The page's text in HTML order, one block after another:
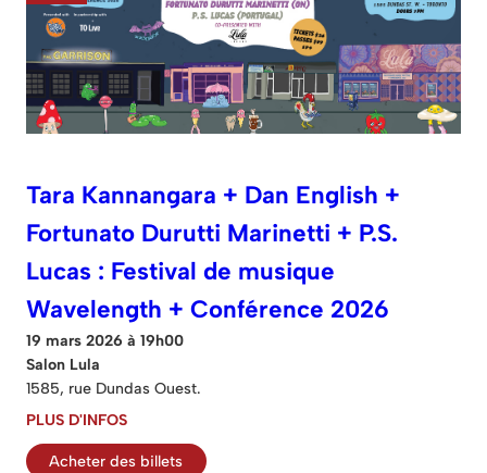
Tara Kannangara + Dan English +
Fortunato Durutti Marinetti + P.S.
Lucas : Festival de musique
Wavelength + Conférence 2026
19 mars 2026 à 19h00
Salon Lula
1585, rue Dundas Ouest.
PLUS D'INFOS
Acheter des billets